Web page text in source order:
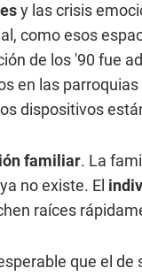
y las crisis
como esos
de los '90 fue
en las
dispositivos
familiar. La
no existe. El
raíces
que el